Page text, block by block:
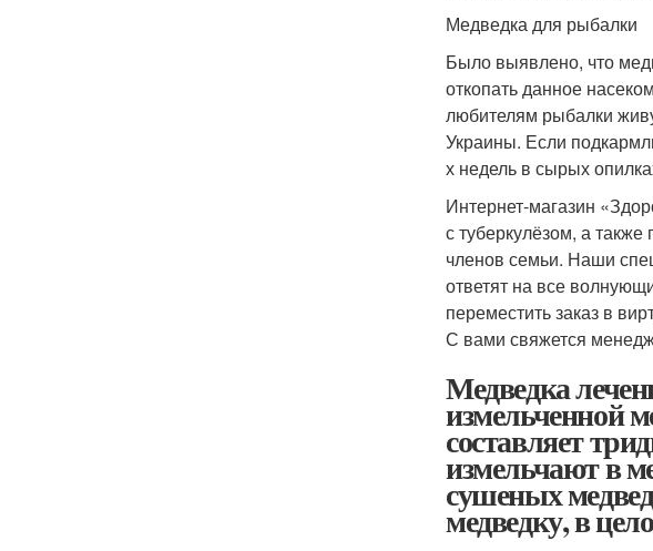
Медведка для рыбалки
Было выявлено, что
откопать данное
любителям рыбалки
Украины. Если
х недель в сырых
Интернет-магазин
с туберкулёзом, а
членов семьи. Наши
ответят на все
переместить заказ в
С вами свяжется
Медведка
измельченной
составляет
измельчают в
сушеных
медведку, в